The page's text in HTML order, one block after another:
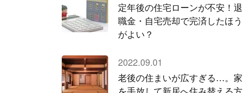
定年後の住宅ローンが不安！退
職金・自宅売却で完済したほう
がよい？
2022.09.01
老後の住まいが広すぎる…。家